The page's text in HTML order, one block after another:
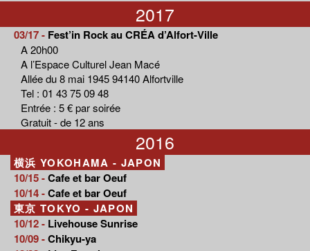
2017
03/17 - Fest’in Rock au CRÉA d’Alfort-Ville
A 20h00
A l’Espace Culturel Jean Macé
Allée du 8 mai 1945 94140 Alfortville
Tel : 01 43 75 09 48
Entrée : 5 € par soirée
Gratuit - de 12 ans
2016
横浜 YOKOHAMA - JAPON
10/15 -Cafe et bar Oeuf
10/14 -Cafe et bar Oeuf
東京 TOKYO - JAPON
10/12 - Livehouse Sunrise
10/09 -Chikyu-ya